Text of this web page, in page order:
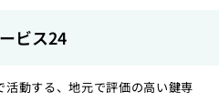
ビス24
動する、地元で評価の高い鍵専